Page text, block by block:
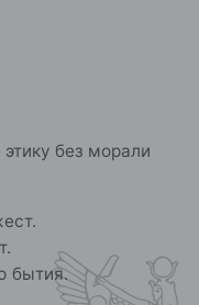
без морали
бытия.